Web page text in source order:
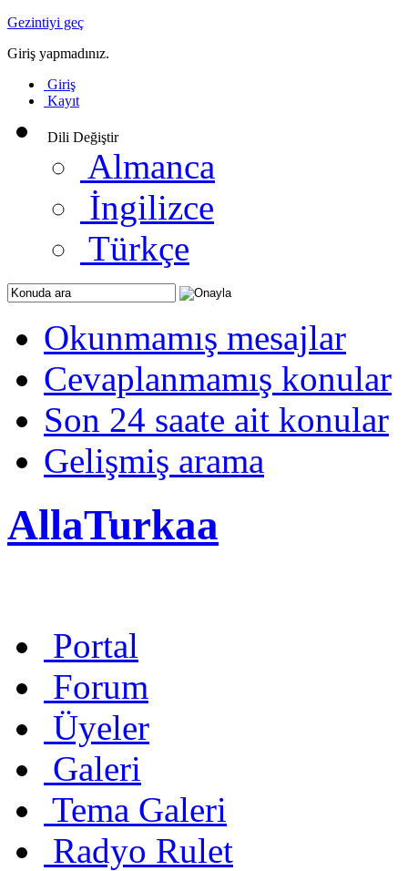
Gezintiyi geç
Giriş yapmadınız.
Giriş
Kayıt
Dili Değiştir
Almanca
İngilizce
Türkçe
Okunmamış mesajlar
Cevaplanmamış konular
Son 24 saate ait konular
Gelişmiş arama
AllaTurkaa
Portal
Forum
Üyeler
Galeri
Tema Galeri
Radyo Rulet